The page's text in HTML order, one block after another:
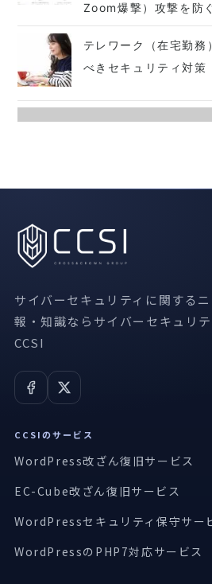
Zoom爆撃）攻撃を防
テレワーク（在宅勤務
べきセキュリティ対策
サイバーセキュリティに関する
報・知識ならサイバーセキュリ
CCSI
CCSIのサービス
WordPress改ざん復旧サービス
EC-Cube改ざん復旧サービス
WordPressセキュリティ保守サー
WordPressのPHP7対応サービス